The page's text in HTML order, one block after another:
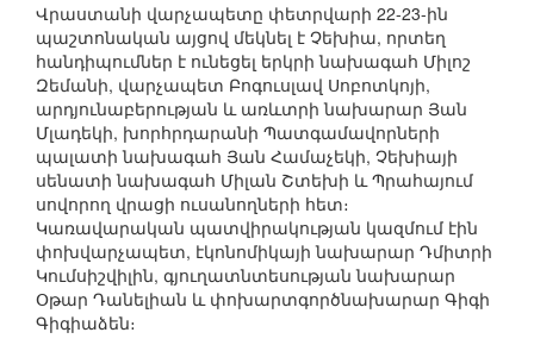
Վրաստանի վարչապետը փետրվարի 22-23-ին
պաշտոնական այցով մեկնել է Չեխիա, որտեղ
հանդիպումներ է ունեցել երկրի նախագահ Միլոշ
Զեմանի, վարչապետ Բոգուսլավ Սոբոտկոյի,
արդյունաբերության և առևտրի նախարար Յան
Մլադեկի, խորհրդարանի Պատգամավորների
պալատի նախագահ Յան Համաչեկի, Չեխիայի
սենատի նախագահ Միլան Շտեխի և Պրահայում
սովորող վրացի ուսանողների հետ։
Կառավարական պատվիրակության կազմում էին
փոխվարչապետ, էկոնոմիկայի նախարար Դմիտրի
Կումսիշվիլին, գյուղատնտեսության նախարար
Օթար Դանելիան և փոխարտգործնախարար Գիգի
Գիգիաձեն։